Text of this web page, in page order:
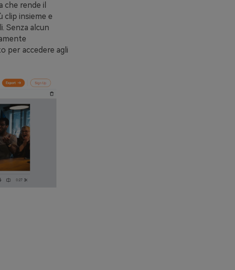
rende il
clip insieme e
Senza alcun
per accedere agli